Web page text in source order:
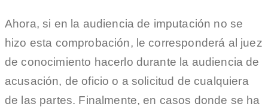
Ahora, si en la audiencia de imputación no se
hizo esta comprobación, le corresponderá al juez
de conocimiento hacerlo durante la audiencia de
acusación, de oficio o a solicitud de cualquiera
de las partes. Finalmente, en casos donde se ha